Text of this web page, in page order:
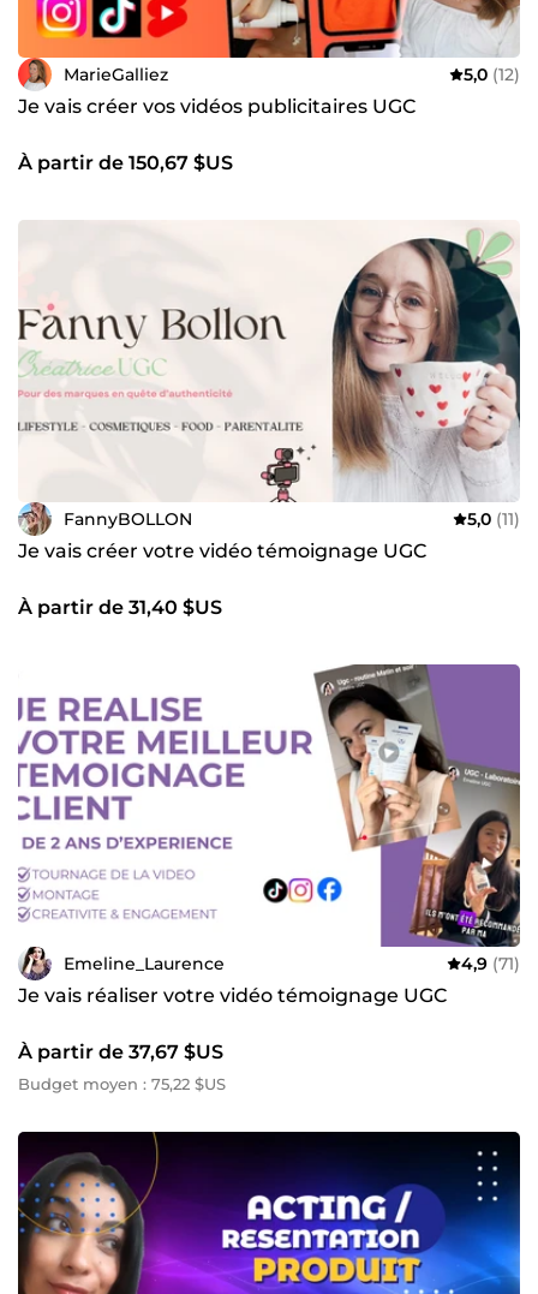
MarieGalliez 5,0 (12)
Je vais créer vos vidéos publicitaires UGC
À partir de 150,67 $US
FannyBOLLON 5,0 (11)
Je vais créer votre vidéo témoignage UGC
À partir de 31,40 $US
Emeline_Laurence 4,9 (71)
Je vais réaliser votre vidéo témoignage UGC
À partir de 37,67 $US
Budget moyen : 75,22 $US